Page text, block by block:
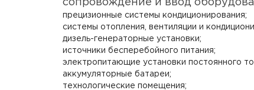
сопровождение и ввод
прецизионные системы кондиционирования;
системы отопления, вентиляции и
дизель-генераторные установки;
источники бесперебойного питания;
электропитающие установки постоянного
аккумуляторные батареи;
технологические помещения;